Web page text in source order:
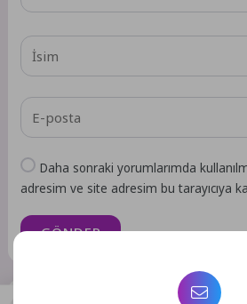
Daha sonraki yorumlarımda
adresim ve site adresim bu tarayıcıya
GÖNDER